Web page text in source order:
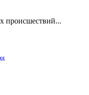
происшествий...